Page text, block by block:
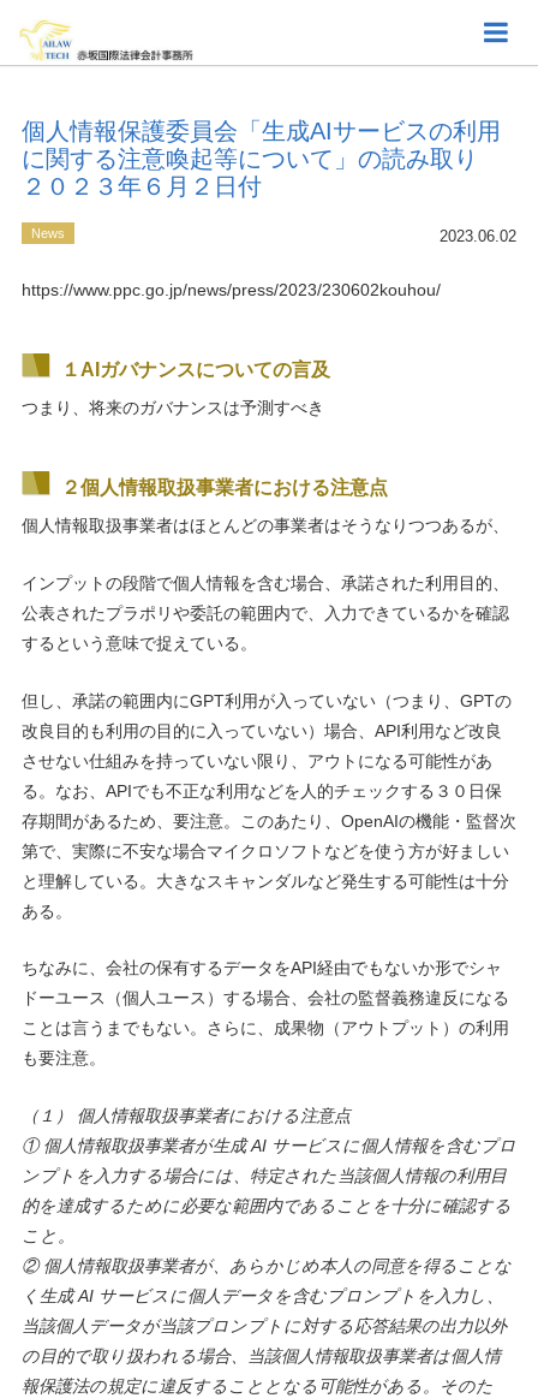
個人情報保護委員会「生成AIサービスの利用
に関する注意喚起等について」の読み取り
２０２３年６月２日付
2023.06.02
News
https://www.ppc.go.jp/news/press/2023/230602kouhou/
１AIガバナンスについての言及
つまり、将来のガバナンスは予測すべき
２個人情報取扱事業者における注意点
個人情報取扱事業者はほとんどの事業者はそうなりつつあるが、
インプットの段階で個人情報を含む場合、承諾された利用目的、
公表されたプラポリや委託の範囲内で、入力できているかを確認
するという意味で捉えている。
但し、承諾の範囲内にGPT利用が入っていない（つまり、GPTの
改良目的も利用の目的に入っていない）場合、API利用など改良
させない仕組みを持っていない限り、アウトになる可能性があ
る。なお、APIでも不正な利用などを人的チェックする３０日保
存期間があるため、要注意。このあたり、OpenAIの機能・監督次
第で、実際に不安な場合マイクロソフトなどを使う方が好ましい
と理解している。大きなスキャンダルなど発生する可能性は十分
ある。
ちなみに、会社の保有するデータをAPI経由でもないか形でシャ
ドーユース（個人ユース）する場合、会社の監督義務違反になる
ことは言うまでもない。さらに、成果物（アウトプット）の利用
も要注意。
（１） 個人情報取扱事業者における注意点
① 個人情報取扱事業者が生成 AI サービスに個人情報を含むプロ
ンプトを入力する場合には、特定された当該個人情報の利用目
的を達成するために必要な範囲内であることを十分に確認する
こと。
② 個人情報取扱事業者が、あらかじめ本人の同意を得ることな
く生成 AI サービスに個人データを含むプロンプトを入力し、
当該個人データが当該プロンプトに対する応答結果の出力以外
の目的で取り扱われる場合、当該個人情報取扱事業者は個人情
報保護法の規定に違反することとなる可能性がある。そのた